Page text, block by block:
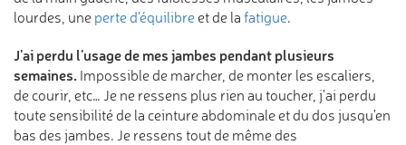
lourdes, une perte d’équilibreet de la fatigue.
J'ai perdu l'usage de mes jambes pendant plusieurs
semaines. Impossible de marcher, de monter les escaliers,
de courir, etc… Je ne ressens plus rien au toucher, j'ai perdu
toute sensibilité de la ceinture abdominale et du dos jusqu'en
bas des jambes. Je ressens tout de même des